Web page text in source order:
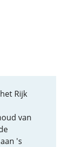
Rijk
van
's